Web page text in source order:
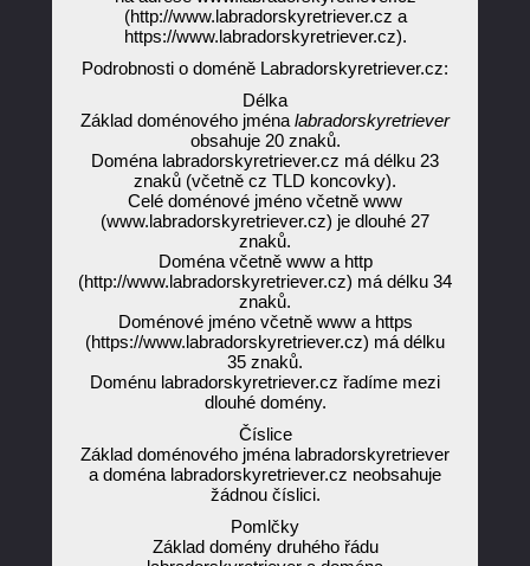
(http://www.labradorskyretriever.cz a
https://www.labradorskyretriever.cz).
Podrobnosti o doméně Labradorskyretriever.cz:
Délka
Základ doménového jména labradorskyretriever
obsahuje 20 znaků.
Doména labradorskyretriever.cz má délku 23
znaků (včetně cz TLD koncovky).
Celé doménové jméno včetně www
(www.labradorskyretriever.cz) je dlouhé 27
znaků.
Doména včetně www a http
(http://www.labradorskyretriever.cz) má délku 34
znaků.
Doménové jméno včetně www a https
(https://www.labradorskyretriever.cz) má délku
35 znaků.
Doménu labradorskyretriever.cz řadíme mezi
dlouhé domény.
Číslice
Základ doménového jména labradorskyretriever
a doména labradorskyretriever.cz neobsahuje
žádnou číslici.
Pomlčky
Základ domény druhého řádu